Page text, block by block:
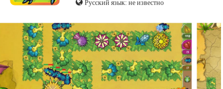
Русский язык: не известно